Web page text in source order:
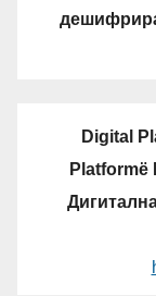
Digital
Platformë